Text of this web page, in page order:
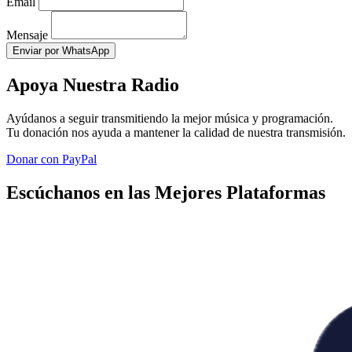
Mensaje
Enviar por WhatsApp
Apoya Nuestra Radio
Ayúdanos a seguir transmitiendo la mejor música y programación.
Tu donación nos ayuda a mantener la calidad de nuestra transmisión.
Donar con PayPal
Escúchanos en las Mejores Plataformas